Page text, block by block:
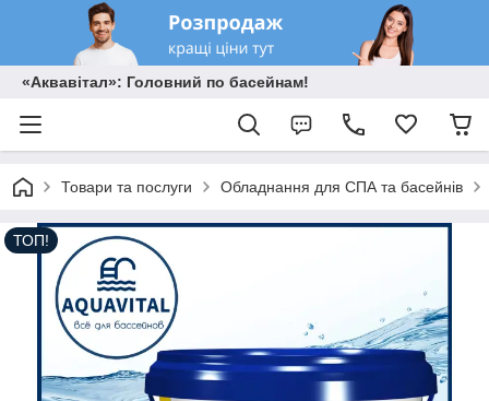
«Аквавітал»: Головний по басейнам!
Товари та послуги Обладнання для СПА та басейнів
ТОП!